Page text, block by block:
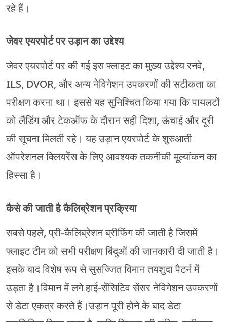
रहे हैं।
जेवर एयरपोर्ट पर उड़ान का उद्देश्य
जेवर एयरपोर्ट पर की गई इस फ्लाइट का मुख्य उद्देश्य रनवे,
ILS, DVOR, और अन्य नेविगेशन उपकरणों की सटीकता का
परीक्षण करना था। इससे यह सुनिश्चित किया गया कि पायलटों
को लैंडिंग और टेकऑफ के दौरान सही दिशा, ऊंचाई और दूरी
की सूचना मिलती रहे। यह उड़ान एयरपोर्ट के शुरुआती
ऑपरेशनल क्लियरेंस के लिए आवश्यक तकनीकी मूल्यांकन का
हिस्सा है।
कैसे की जाती है कैलिब्रेशन प्रक्रिया
सबसे पहले, प्री-कैलिब्रेशन ब्रीफिंग की जाती है जिसमें
फ्लाइट टीम को सभी परीक्षण बिंदुओं की जानकारी दी जाती है।
इसके बाद विशेष रूप से सुसज्जित विमान तयशुदा पैटर्न में
उड़ता है।विमान में लगे हाई-सेंसिटिव सेंसर नेविगेशन उपकरणों
से डेटा एकत्र करते हैं।उड़ान पूरी होने के बाद डेटा